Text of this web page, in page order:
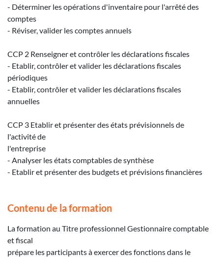
- Déterminer les opérations d'inventaire pour l'arrêté des
comptes
- Réviser, valider les comptes annuels
CCP 2 Renseigner et contrôler les déclarations fiscales
- Etablir, contrôler et valider les déclarations fiscales
périodiques
- Etablir, contrôler et valider les déclarations fiscales
annuelles
CCP 3 Etablir et présenter des états prévisionnels de
l'activité de
l'entreprise
- Analyser les états comptables de synthèse
- Etablir et présenter des budgets et prévisions financières
Contenu de la formation
La formation au Titre professionnel Gestionnaire comptable
et fiscal
prépare les participants à exercer des fonctions dans le